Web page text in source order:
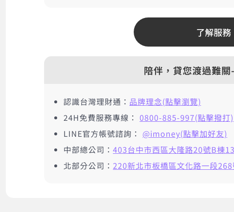
了解服務
陪伴，貸您渡過難
認識台灣理財通： 品牌理念(點擊瀏覽)
24H免費服務專線： 0800-885-997(點擊撥打)
LINE官方帳號諮詢： @imoney(點擊加好友)
中部總公司： 403台中市西區大隆路20號B棟
北部分公司： 220新北市板橋區文化路一段